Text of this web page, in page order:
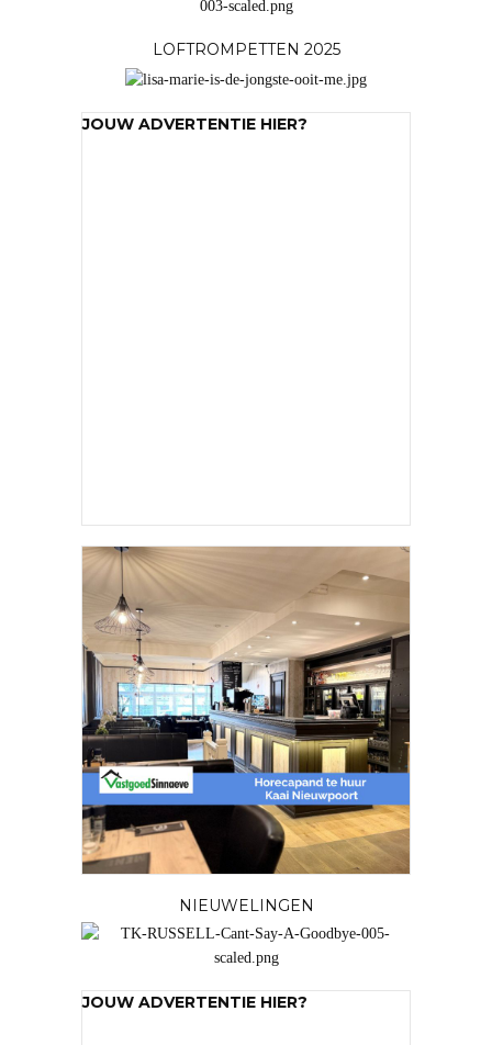
LOFTROMPETTEN 2025
JOUW ADVERTENTIE HIER?
NIEUWELINGEN
JOUW ADVERTENTIE HIER?